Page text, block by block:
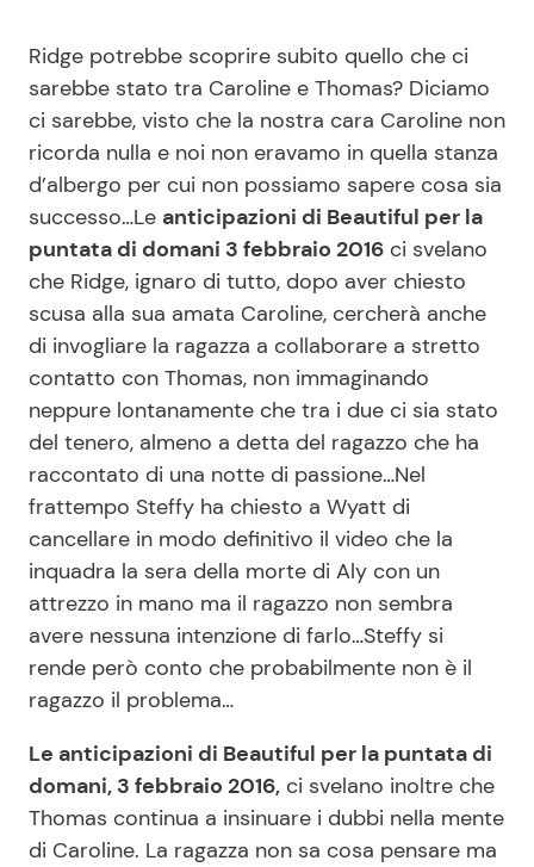
Salute
Viaggi e Turismo
Festività
Ricette Facili e Veloci
Ricette Feste
Ricette per Bambini
Seguici
Info
Chi siamo
Disclaimer e Privacy
Redazione
Pubblicità
Privacy Policy
Ridge potrebbe scoprire subito quello che ci
sarebbe stato tra Caroline e Thomas? Diciamo
ci sarebbe, visto che la nostra cara Caroline non
ricorda nulla e noi non eravamo in quella stanza
d’albergo per cui non possiamo sapere cosa sia
successo…Le anticipazioni di Beautiful per la
puntata di domani 3 febbraio 2016 ci svelano
che Ridge, ignaro di tutto, dopo aver chiesto
scusa alla sua amata Caroline, cercherà anche
di invogliare la ragazza a collaborare a stretto
contatto con Thomas, non immaginando
neppure lontanamente che tra i due ci sia stato
del tenero, almeno a detta del ragazzo che ha
raccontato di una notte di passione…Nel
frattempo Steffy ha chiesto a Wyatt di
cancellare in modo definitivo il video che la
inquadra la sera della morte di Aly con un
attrezzo in mano ma il ragazzo non sembra
avere nessuna intenzione di farlo…Steffy si
rende però conto che probabilmente non è il
ragazzo il problema…
Le anticipazioni di Beautiful per la puntata di
domani, 3 febbraio 2016, ci svelano inoltre che
Thomas continua a insinuare i dubbi nella mente
di Caroline. La ragazza non sa cosa pensare ma